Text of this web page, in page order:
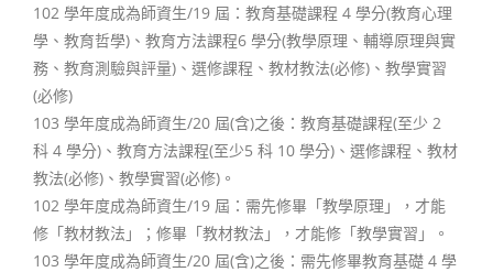
102 學年度成為師資生/19 屆：教育基礎課程 4 學分(教育心理
學、教育哲學)、教育方法課程6 學分(教學原理、輔導原理與實
務、教育測驗與評量)、選修課程、教材教法(必修)、教學實習
(必修)
103 學年度成為師資生/20 屆(含)之後：教育基礎課程(至少 2
科 4 學分)、教育方法課程(至少5 科 10 學分)、選修課程、教材
教法(必修)、教學實習(必修)。
102 學年度成為師資生/19 屆：需先修畢「教學原理」，才能
修「教材教法」；修畢「教材教法」，才能修「教學實習」。
103 學年度成為師資生/20 屆(含)之後：需先修畢教育基礎 4 學